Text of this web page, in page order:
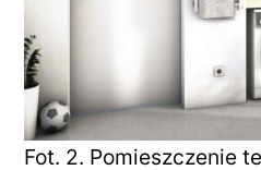
Fot. 2. Pomieszczenie